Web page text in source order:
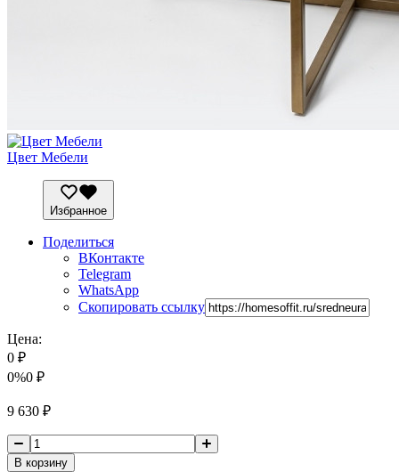
Цвет Мебели
Избранное
Поделиться
ВКонтакте
Telegram
WhatsApp
Скопировать ссылку
Цена:
0 ₽
0%0 ₽
9 630 ₽
В корзину